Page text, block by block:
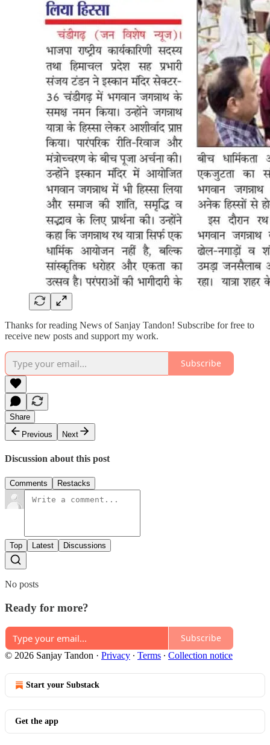
Thanks for reading News of Sanjay Tandon! Subscribe for free to
receive new posts and support my work.
Subscribe
Share
Previous
Next
Discussion about this post
Comments Restacks
Top Latest Discussions
No posts
Ready for more?
Subscribe
© 2026 Sanjay Tandon · Privacy ∙ Terms ∙ Collection notice
Start your Substack
Get the app